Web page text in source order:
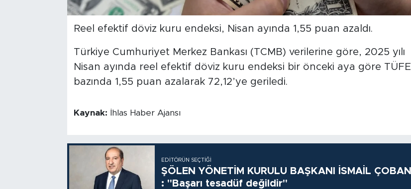
Reel efektif döviz kuru endeksi, Nisan ayında 1,55 puan azaldı.
Türkiye Cumhuriyet Merkez Bankası (TCMB) verilerine göre, 2025 yılı
Nisan ayında reel efektif döviz kuru endeksi bir önceki aya göre TÜFE
bazında 1,55 puan azalarak 72,12’ye geriledi.
Kaynak: İhlas Haber Ajansı
EDITÖRÜN SEÇTIĞI
ŞÖLEN YÖNETİM KURULU BAŞKANI İSMAİL ÇOBAN
: "Başarı tesadüf değildir"